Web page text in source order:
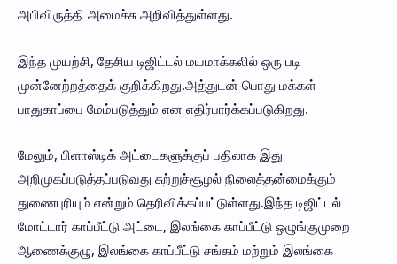
அபிவிருத்தி அமைச்சு அறிவித்துள்ளது.
இந்த முயற்சி, தேசிய டிஜிட்டல் மயமாக்கலில் ஒரு படி
முன்னேற்றத்தைக் குறிக்கிறது.அத்துடன் பொது மக்கள்
பாதுகாப்பை மேம்படுத்தும் என எதிர்பார்க்கப்படுகிறது.
மேலும், பிளாஸ்டிக் அட்டைகளுக்குப் பதிலாக இது
அறிமுகப்படுத்தப்படுவது சுற்றுச்சூழல் நிலைத்தன்மைக்கும்
துணைபுரியும் என்றும் தெரிவிக்கப்பட்டுள்ளது.இந்த டிஜிட்டல்
மோட்டார் காப்பீட்டு அட்டை, இலங்கை காப்பீட்டு ஒழுங்குமுறை
ஆணைக்குழு, இலங்கை காப்பீட்டு சங்கம் மற்றும் இலங்கை